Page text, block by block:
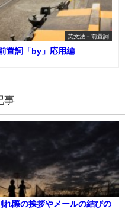
英文法－前置詞
置詞「by」応用編
事
れ際の挨拶やメールの結びの